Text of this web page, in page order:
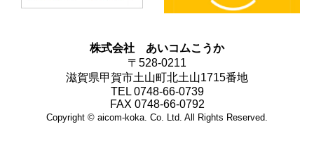
株式会社 あいコムこうか
〒528-0211
滋賀県甲賀市土山町北土山1715番地
TEL 0748-66-0739
FAX 0748-66-0792
Copyright © aicom-koka. Co. Ltd. All Rights Reserved.